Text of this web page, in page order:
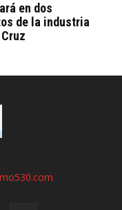
en dos
de la industria